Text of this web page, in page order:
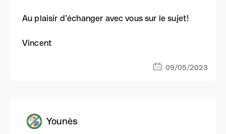
Au plaisir d’échanger avec vous sur le sujet!
Vincent
09/05/2023
Younès